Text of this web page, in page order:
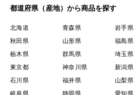
都道府県（産地）から商品を探す
北海道 青森県 岩手県
秋田県
山形県 福島県
栃木県
群馬県 埼玉県
東京都
神奈川県 新潟県
石川県
福井県 山梨県
岐阜県
静岡県 愛知県